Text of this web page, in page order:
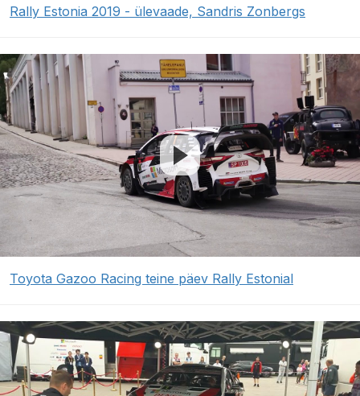
Rally Estonia 2019 - ülevaade, Sandris Zonbergs
Toyota Gazoo Racing teine päev Rally Estonial